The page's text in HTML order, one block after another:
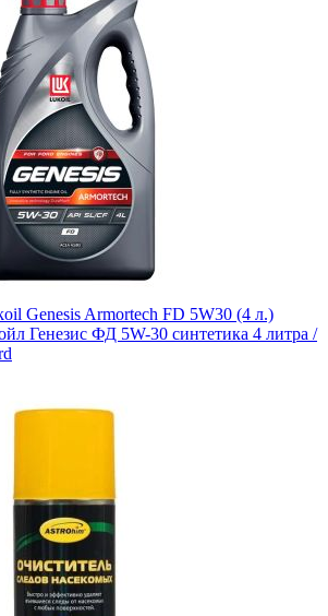
Genesis Armortech FD 5W30 (4 л.)
Генезис ФД 5W-30 синтетика 4 литра /